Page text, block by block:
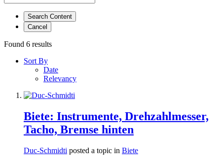
Search Content
Cancel
Found 6 results
Sort By
Date
Relevancy
Biete: Instrumente, Drehzahlmesser,
Tacho, Bremse hinten
Duc-Schmidti posted a topic in Biete